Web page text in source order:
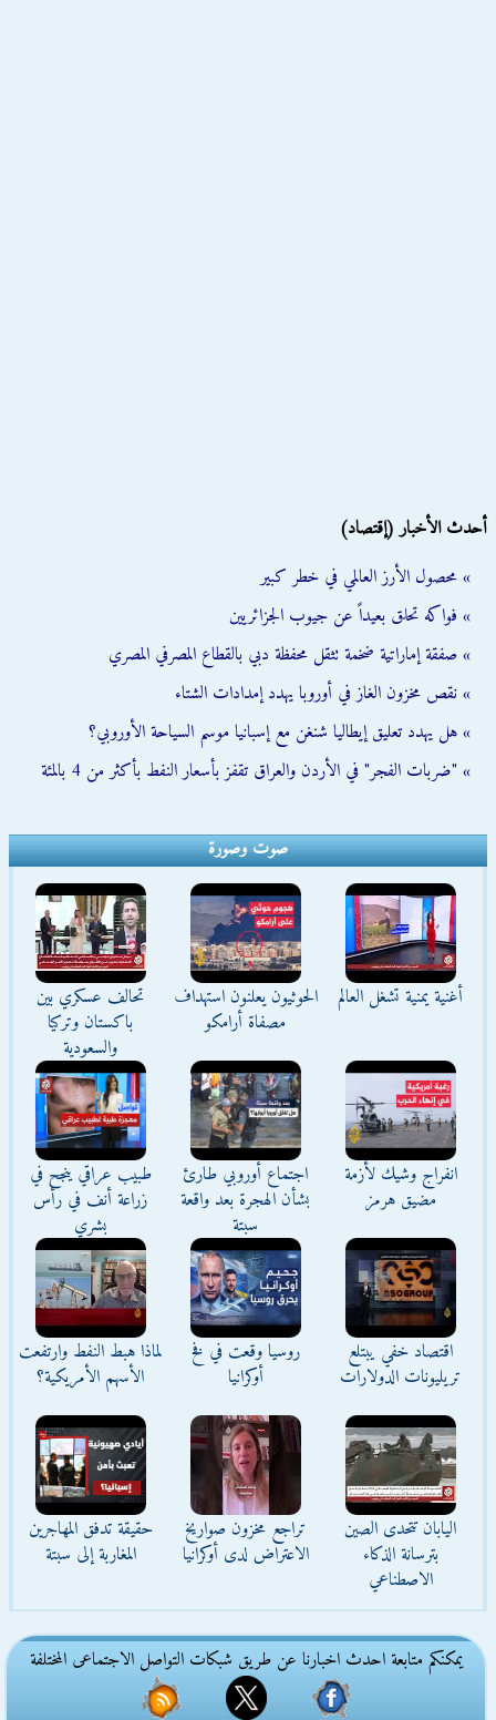
أحدث الأخبار (إقتصاد)
» محصول الأرز العالمي في خطر كبير
» فواكه تحلق بعيداً عن جيوب الجزائريين
» صفقة إماراتية ضخمة تثقل محفظة دبي بالقطاع المصرفي المصري
» نقص مخزون الغاز في أوروبا يهدد إمدادات الشتاء
» هل يهدد تعليق إيطاليا شنغن مع إسبانيا موسم السياحة الأوروبي؟
» "ضربات الفجر" في الأردن والعراق تقفز بأسعار النفط بأكثر من 4 بالمئة
صوت وصورة
أغنية يمنية تشغل العالم
الحوثيون يعلنون استهداف
مصفاة أرامكو
تحالف عسكري بين
باكستان وتركيا
والسعودية
انفراج وشيك لأزمة
مضيق هرمز
اجتماع أوروبي طارئ
بشأن الهجرة بعد واقعة
سبتة
طبيب عراقي ينجح في
زراعة أنف في رأس
بشري
اقتصاد خفي يبتلع
تريليونات الدولارات
روسيا وقعت في فخ
أوكرانيا
لماذا هبط النفط وارتفعت
الأسهم الأمريكية؟
اليابان تتحدى الصين
بترسانة الذكاء
الاصطناعي
تراجع مخزون صواريخ
الاعتراض لدى أوكرانيا
حقيقة تدفق المهاجرين
المغاربة إلى سبتة
يمكنكم متابعة احدث اخبارنا عن طريق شبكات التواصل الاجتماعى المختلفة